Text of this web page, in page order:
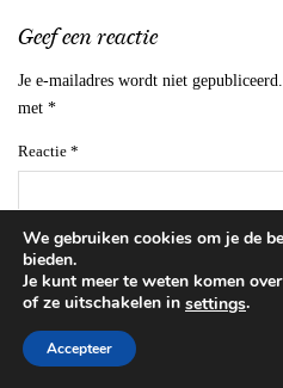
Geef een reactie
Je e-mailadres wordt niet gepubliceerd.
met *
Reactie *
We gebruiken cookies om je de
bieden.
Je kunt meer te weten komen
of ze uitschakelen in settings.
Accepteer